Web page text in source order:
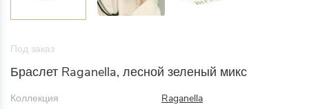
Под заказ
Браслет Raganella, лесной зеленый микс
Коллекция
Raganella